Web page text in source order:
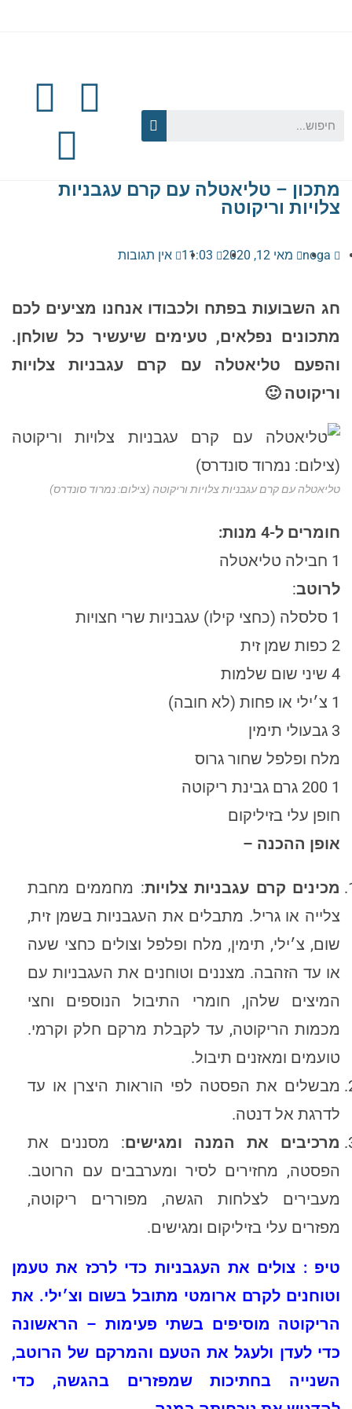
מתכון – טליאטלה עם קרם עגבניות
צלויות וריקוטה
noga מאי 12, 2020 11:03 אין תגובות
חג השבועות בפתח ולכבודו אנחנו מציעים לכם
מתכונים נפלאים, טעימים שיעשיר כל שולחן.
והפעם טליאטלה עם קרם עגבניות צלויות
וריקוטה 🙂
טליאטלה עם קרם עגבניות צלויות וריקוטה (צילום: נמרוד סונדרס)
חומרים ל-4 מנות:
1 חבילה טליאטלה
לרוטב:
1 סלסלה (כחצי קילו) עגבניות שרי חצויות
2 כפות שמן זית
4 שיני שום שלמות
1 צ׳ילי או פחות (לא חובה)
3 גבעולי תימין
מלח ופלפל שחור גרוס
1 200 גרם גבינת ריקוטה
חופן עלי בזיליקום
אופן ההכנה –
מכינים קרם עגבניות צלויות: מחממים מחבת
צלייה או גריל. מתבלים את העגבניות בשמן זית,
שום, צ׳ילי, תימין, מלח ופלפל וצולים כחצי שעה
או עד הזהבה. מצננים וטוחנים את העגבניות עם
המיצים שלהן, חומרי התיבול הנוספים וחצי
מכמות הריקוטה, עד לקבלת מרקם חלק וקרמי.
טועמים ומאזנים תיבול.
מבשלים את הפסטה לפי הוראות היצרן או עד
לדרגת אל דנטה.
מרכיבים את המנה ומגישים: מסננים את
הפסטה, מחזירים לסיר ומערבבים עם הרוטב.
מעבירים לצלחות הגשה, מפוררים ריקוטה,
מפזרים עלי בזיליקום ומגישים.
טיפ : צולים את העגבניות כדי לרכז את טעמן
וטוחנים לקרם ארומטי מתובל בשום וצ׳ילי. את
הריקוטה מוסיפים בשתי פעימות – הראשונה
כדי לעדן ולעגל את הטעם והמרקם של הרוטב,
השנייה בחתיכות שמפזרים בהגשה, כדי